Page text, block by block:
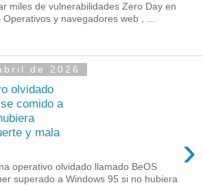
miles de vulnerabilidades Zero Day en
Operativos y navegadores web , ...
de 2026
olvidado
comido a
y mala
›
operativo olvidado llamado BeOS
superado a Windows 95 si no hubiera